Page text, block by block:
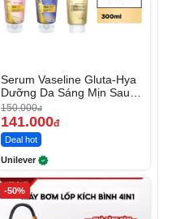
Serum Vaseline Gluta-Hya
Dưỡng Da Sáng Mịn Sau 7
Ngày
150.000đ
141.000đ
Deal hot
Unilever
-50%